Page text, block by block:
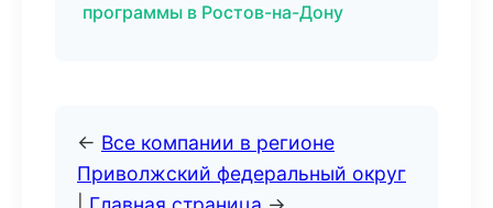
программы в Ростов-на-Дону
← Все компании в регионе
Приволжский федеральный округ